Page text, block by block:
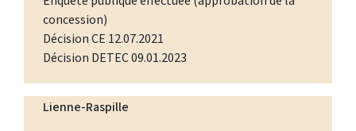
concession)
Décision CE 12.07.2021
Décision DETEC 09.01.2023
Lienne-Raspille